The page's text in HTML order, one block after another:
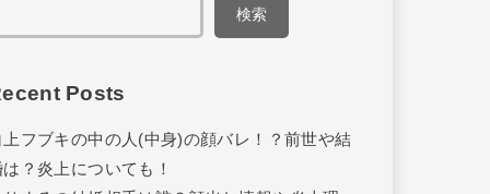
検索
Posts
上フブキの中の人(中身)の顔バレ！？前世や結
は？炎上についても！